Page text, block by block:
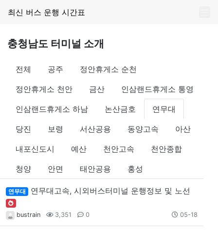
최신 버스 운행 시간표
충청남도 터미널 소개
전체 공주 정안휴게소 순천
정안휴게소 천안 금산 인삼랜드휴게소 통영
인삼랜드휴게소 하남 논산금호 연무대
당진 보령 서산공용 동양고속 아산
내포신도시 예산 천안고속 천안종합
청양 안면 태안공용 홍성
연무대 연무대고속, 시외버스터미널 운행정보 및 노선
bustrain 3,351 0 05-18